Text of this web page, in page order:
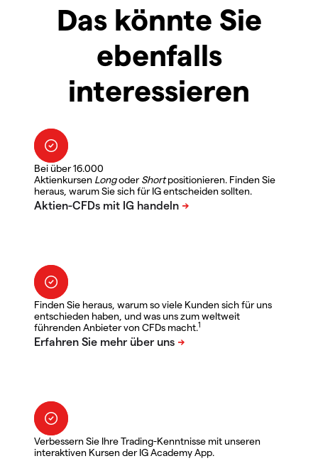
Das könnte Sie
ebenfalls
interessieren
Bei über 16.000
Aktienkursen LongoderShortpositionieren. Finden Sie
heraus, warum Sie sich für IG entscheiden sollten.
Finden Sie heraus, warum so viele Kunden sich für uns
entschieden haben, und was uns zum weltweit
führenden Anbieter von CFDs macht.1
Verbessern Sie Ihre Trading-Kenntnisse mit unseren
interaktiven Kursen der IG Academy App.